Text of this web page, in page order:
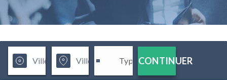
CONTINUER